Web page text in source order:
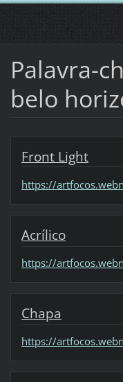
Palavra-
belo
Front Light
https://
Acrílico
https://
Chapa
https://